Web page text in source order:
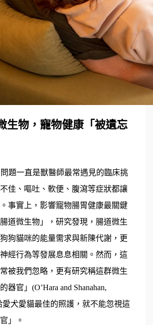
生物，寵物健康「被遺忘
題一直是獸醫師最常遇見的臨床挑
佳、嘔吐、軟便、腹瀉等症狀都讓
事實上，影響寵物腸胃健康最關鍵
道微生物」，研究發現，腸道微生
狗貓咪的能量需求與新陳代謝，更
經行為等發展息息相關。然而，這
被我們忽略，更有研究稱這群微生
器官」(O’Hara and Shanahan,
愛犬愛貓最佳的照護，就不能忽視這
」。